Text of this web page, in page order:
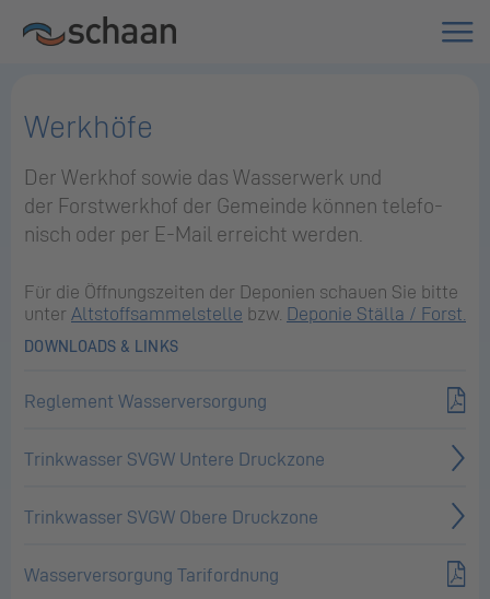
Werkhöfe
Der Werk­hof sowie das Wasserwerk und
der Forstwerkhof der Ge­mein­de kön­nen te­le­fo­
nisch oder per E-Mail erreicht werden.
Für die Öffnungszeiten der Deponien schauen Sie bitte
unter Altstoffsammelstelle bzw. Deponie Ställa / Forst.
DOWNLOADS & LINKS
Reglement Wasserversorgung
Trinkwasser SVGW Untere Druckzone
Trinkwasser SVGW Obere Druckzone
Wasserversorgung Tarifordnung